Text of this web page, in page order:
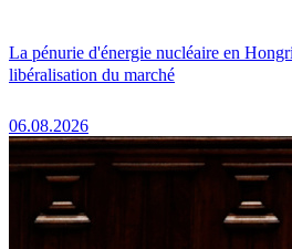
La pénurie d'énergie nucléaire en
libéralisation du marché
06.08.2026